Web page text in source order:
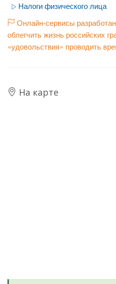
Налоги физического лица
Онлайн-сервисы
облегчить жизнь российских
«удовольствия» проводить
На карте